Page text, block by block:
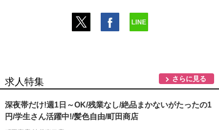
求人特集 さらに見る
深夜帯だけ!週1日～OK/残業なし/絶品まかないがたったの1
円/学生さん活躍中!/髪色自由/町田商店